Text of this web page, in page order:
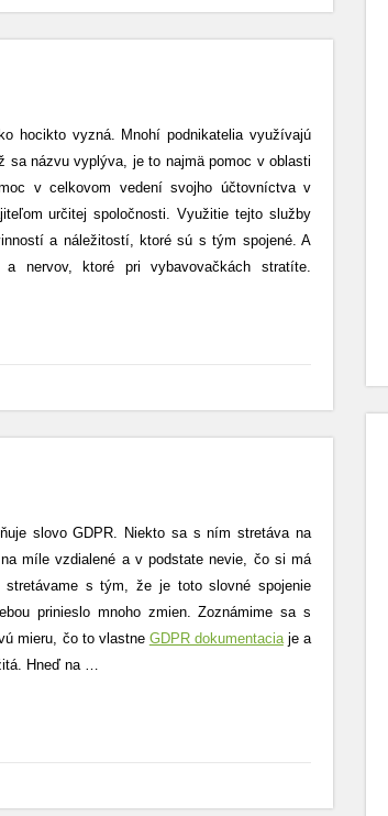
hocikto vyzná. Mnohí podnikatelia využívajú
sa názvu vyplýva, je to najmä pomoc v oblasti
v celkovom vedení svojho účtovníctva v
určitej spoločnosti. Využitie tejto služby
a náležitostí, ktoré sú s tým spojené. A
nervov, ktoré pri vybavovačkách stratíte.
slovo GDPR. Niekto sa s ním stretáva na
míle vzdialené a v podstate nevie, čo si má
s tým, že je toto slovné spojenie
prinieslo mnoho zmien. Zoznámime sa s
mieru, čo to vlastne GDPR dokumentaciaje a
Hneď na